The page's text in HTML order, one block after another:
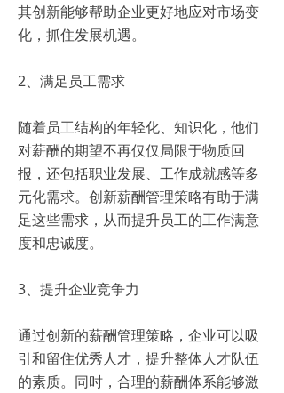
其创新能够帮助企业更好地应对市场变
化，抓住发展机遇。
2、满足员工需求
随着员工结构的年轻化、知识化，他们
对薪酬的期望不再仅仅局限于物质回
报，还包括职业发展、工作成就感等多
元化需求。创新薪酬管理策略有助于满
足这些需求，从而提升员工的工作满意
度和忠诚度。
3、提升企业竞争力
通过创新的薪酬管理策略，企业可以吸
引和留住优秀人才，提升整体人才队伍
的素质。同时，合理的薪酬体系能够激